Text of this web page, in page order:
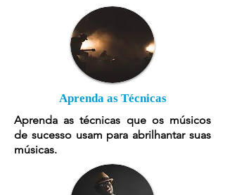
Aprenda as Técnicas
Aprenda as técnicas que os músicos
de sucesso usam para abrilhantar suas
músicas.